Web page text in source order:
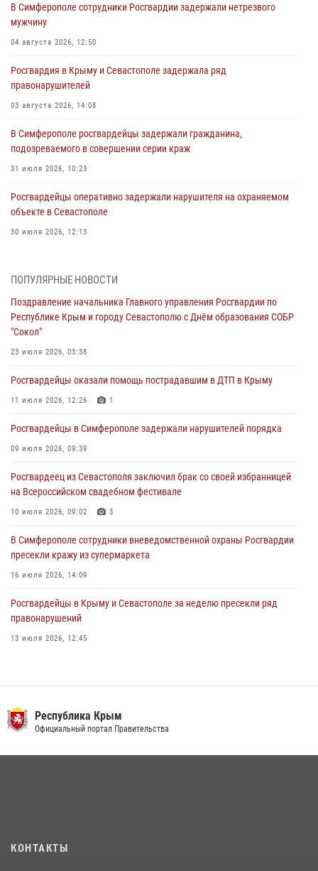
В Симферополе сотрудники Росгвардии задержали нетрезвого
мужчину
04 августа 2026, 12:50
Росгвардия в Крыму и Севастополе задержала ряд
правонарушителей
03 августа 2026, 14:08
В Симферополе росгвардейцы задержали гражданина,
подозреваемого в совершении серии краж
31 июля 2026, 10:23
Росгвардейцы оперативно задержали нарушителя на охраняемом
объекте в Севастополе
30 июля 2026, 12:13
охраняемом объекте
Росгвардейцы Крыма и Севастополя отметили День Крещения Руси
в краже из гипермаркета
24 июля 2026, 12:21
Поздравление начальника Главного управления Росгвардии по
Республике Крым и городу Севастополю с Днём образования СОБР
23 июля 2026, 03:38
ПОПУЛЯРНЫЕ НОВОСТИ
Поздравление начальника Главного управления Росгвардии по
Республике Крым и городу Севастополю с Днём образования СОБР
"Сокол"
23 июля 2026, 03:38
Росгвардейцы оказали помощь пострадавшим в ДТП в Крыму
11 июля 2026, 12:26 1
Росгвардейцы в Симферополе задержали нарушителей порядка
09 июля 2026, 09:39
Росгвардеец из Севастополя заключил брак со своей избранницей
на Всероссийском свадебном фестивале
10 июля 2026, 09:02 3
В Симферополе сотрудники вневедомственной охраны Росгвардии
пресекли кражу из супермаркета
16 июля 2026, 14:09
Росгвардейцы в Крыму и Севастополе за неделю пресекли ряд
правонарушений
13 июля 2026, 12:45
В Ялте росгвардейцы задержали подозреваемого в краже
В крымской столице росгвардейцы задержали подозреваемую в
Республика Крым
Официальный портал Правительства
КОНТАКТЫ